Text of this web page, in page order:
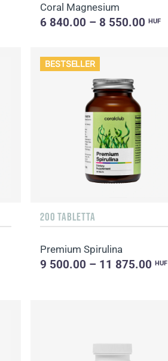
Coral Magnesium
6 840.00 – 8 550.00 HUF
BESTSELLER
200 TABLETTA
Premium Spirulina
9 500.00 – 11 875.00 HUF